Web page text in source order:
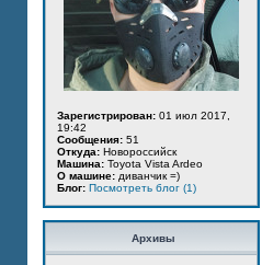
Зарегистрирован: 01 июл 2017,
19:42
Сообщения: 51
Откуда: Новороссийск
Машина: Toyota Vista Ardeo
О машине: диванчик =)
Блог: Посмотреть блог (1)
Архивы